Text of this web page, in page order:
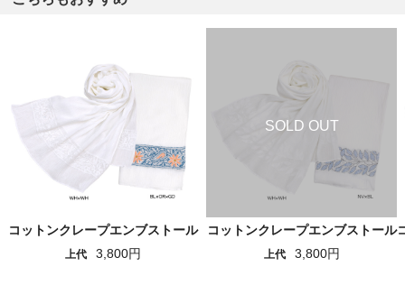
コットンクレープエンブストール
上代 3,800円
コットンクレープエンブストール
上代 3,800円